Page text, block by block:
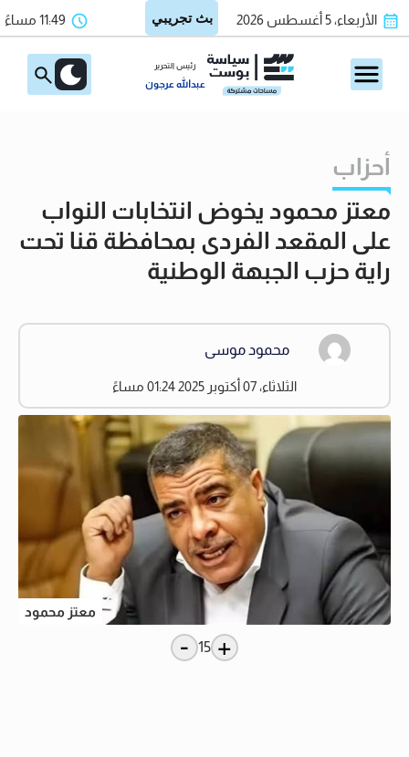
الأربعاء، 5 أغسطس 2026 11:49 مساءً
رئيس التحرير
عبدالله عرجون
أحزاب
معتز محمود يخوض انتخابات النواب
على المقعد الفردى بمحافظة قنا تحت
راية حزب الجبهة الوطنية
محمود موسى
الثلاثاء، 07 أكتوبر 2025 01:24 مساءً
معتز محمود
+
15
-